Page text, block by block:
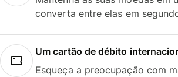
converta entre elas em
Um cartão de débito
Esqueça a preocupação com